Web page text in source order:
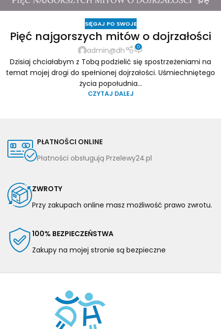
SIĘGAJ PO SWOJE
Pięć najgorszych mitów o dojrzałości
admin@dh 0
Dzisiaj chciałabym z Tobą podzielić się spostrzeżeniami na
temat mojej drogi do spełnionej dojrzałości. Uśmiechniętego
życia popołudnia...
CZYTAJ DALEJ
PŁATNOŚCI ONLINE
Płatności obsługują Przelewy24.pl
ZWROTY
Przy zakupach online masz możliwość prawo zwrotu.
100% BEZPIECZEŃSTWA
Zakupy na mojej stronie są bezpieczne